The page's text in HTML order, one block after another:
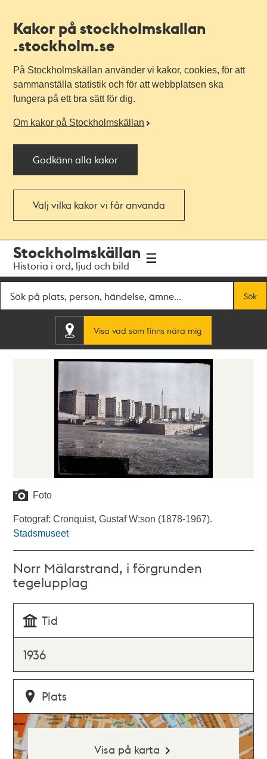
Kakor på stockholmskallan
.stockholm.se
På Stockholmskällan använder vi kakor, cookies, för att
sammanställa statistik och för att webbplatsen ska
fungera på ett bra sätt för dig.
Om kakor på Stockholmskällan
Godkänn alla kakor
Välj vilka kakor vi får använda
navigationen
huvudinnehållet
Stockholmskällan
Historia i ord, ljud och bild
Sök
Visa vad som finns nära mig
Foto
Fotograf: Cronquist, Gustaf W:son (1878-1967).
Stadsmuseet
Norr Mälarstrand, i förgrunden
tegelupplag
Tid
1936
Plats
Visa på karta